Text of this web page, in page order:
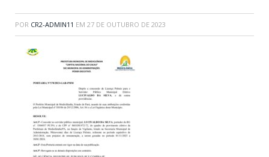
POR CR2-ADMIN11 EM 27 DE OUTUBRO DE 2023